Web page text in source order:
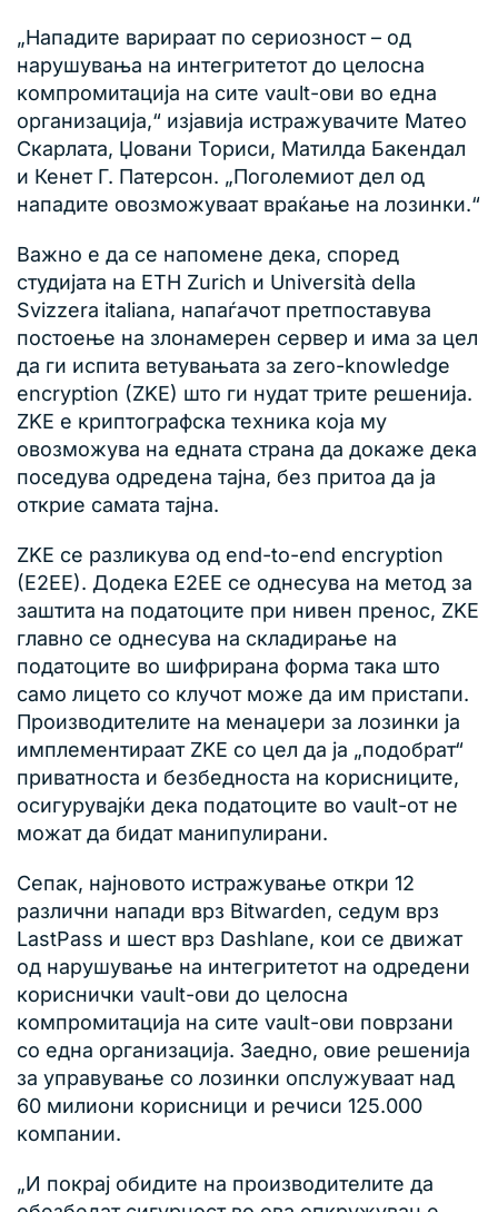
„Нападите варираат по сериозност – од
нарушувања на интегритетот до целосна
компромитација на сите vault-ови во една
организација,“ изјавија истражувачите Матео
Скарлата, Џовани Ториси, Матилда Бакендал
и Кенет Г. Патерсон. „Поголемиот дел од
нападите овозможуваат враќање на лозинки.“
Важно е да се напомене дека, според
студијата на ETH Zurich и Università della
Svizzera italiana, напаѓачот претпоставува
постоење на злонамерен сервер и има за цел
да ги испита ветувањата за zero-knowledge
encryption (ZKE) што ги нудат трите решенија.
ZKE е криптографска техника која му
овозможува на едната страна да докаже дека
поседува одредена тајна, без притоа да ја
открие самата тајна.
ZKE се разликува од end-to-end encryption
(E2EE). Додека E2EE се однесува на метод за
заштита на податоците при нивен пренос, ZKE
главно се однесува на складирање на
податоците во шифрирана форма така што
само лицето со клучот може да им пристапи.
Производителите на менаџери за лозинки ја
имплементираат ZKE со цел да ја „подобрат“
приватноста и безбедноста на корисниците,
осигурувајќи дека податоците во vault-от не
можат да бидат манипулирани.
Сепак, најновото истражување откри 12
различни напади врз Bitwarden, седум врз
LastPass и шест врз Dashlane, кои се движат
од нарушување на интегритетот на одредени
кориснички vault-ови до целосна
компромитација на сите vault-ови поврзани
со една организација. Заедно, овие решенија
за управување со лозинки опслужуваат над
60 милиони корисници и речиси 125.000
компании.
„И покрај обидите на производителите да